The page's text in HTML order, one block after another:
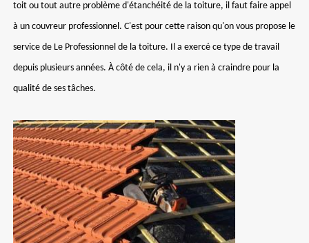
toit ou tout autre problème d'étanchéité de la toiture, il faut faire appel
à un couvreur professionnel. C'est pour cette raison qu'on vous propose le
service de Le Professionnel de la toiture. Il a exercé ce type de travail
depuis plusieurs années. À côté de cela, il n'y a rien à craindre pour la
qualité de ses tâches.